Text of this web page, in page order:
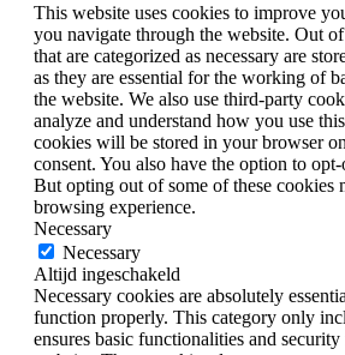
This website uses cookies to improve
you navigate through the website. Out
that are categorized as necessary are
as they are essential for the working of
the website. We also use third-party
analyze and understand how you use
cookies will be stored in your browser
consent. You also have the option to
But opting out of some of these cookies
browsing experience.
Necessary
Necessary
Altijd ingeschakeld
Necessary cookies are absolutely
function properly. This category only
ensures basic functionalities and